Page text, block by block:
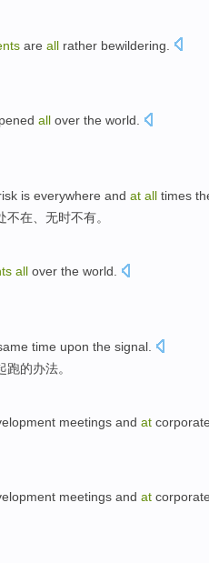
are all rather bewildering
all over the world.
risk is everywhere and at all times
不在、无时不有。
all over the world
time upon the signal.
跑的办法。
meetings and at corporate
meetings and at corporate